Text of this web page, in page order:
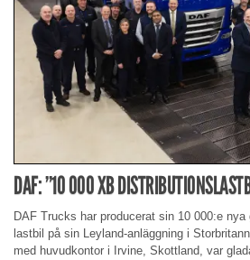
DAF: ”10 000 XB
DAF Trucks har producerat sin 10 000:e
lastbil på sin Leyland-anläggning i
med huvudkontor i Irvine, Skottland, var